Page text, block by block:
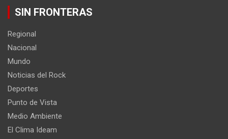
SIN FRONTERAS
Regional
Nacional
Mundo
Noticias del Rock
Deportes
Punto de Vista
Medio Ambiente
El Clima Ideam